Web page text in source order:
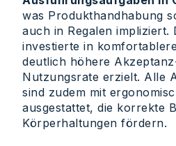
was Produkthandhabung
auch in Regalen impliziert.
investierte in
deutlich höhere
Nutzungsrate erzielt. Alle
sind zudem mit
ausgestattet, die korrekte
Körperhaltungen fördern.